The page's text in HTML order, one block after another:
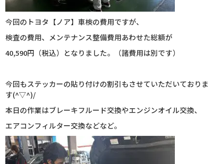
今回のトヨタ【ノア】車検の費用ですが、
検査の費用、メンテナンス整備費用あわせた総額が
40,590円（税込）となりました。（諸費用は別です）
今回もステッカーの貼り付けの割引もさせていただいておりま
す(^▽^)/
本日の作業はブレーキフルード交換やエンジンオイル交換、
エアコンフィルター交換などなど。